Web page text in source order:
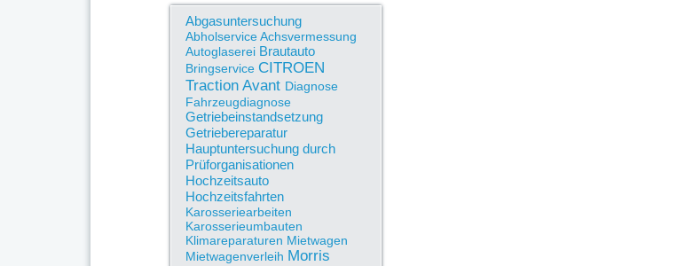
Abgasuntersuchung
AbholserviceAchsvermessung
Autoglaserei Brautauto
Bringservice CITROEN
Traction Avant Diagnose
Fahrzeugdiagnose
Getriebeinstandsetzung
Getriebereparatur
Hauptuntersuchung durch
Prüforganisationen
Hochzeitsauto
Hochzeitsfahrten
Karosseriearbeiten
Karosserieumbauten
Klimareparaturen Mietwagen
Mietwagenverleih Morris